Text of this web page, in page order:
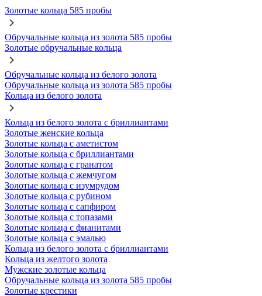
Золотые кольца 585 пробы
Обручальные кольца из золота 585 пробы
Золотые обручальные кольца
Обручальные кольца из белого золота
Обручальные кольца из золота 585 пробы
Кольца из белого золота
Кольца из белого золота с бриллиантами
Золотые женские кольца
Золотые кольца с аметистом
Золотые кольца с бриллиантами
Золотые кольца с гранатом
Золотые кольца с жемчугом
Золотые кольца с изумрудом
Золотые кольца с рубином
Золотые кольца с сапфиром
Золотые кольца с топазами
Золотые кольца с фианитами
Золотые кольца с эмалью
Кольца из белого золота с бриллиантами
Кольца из желтого золота
Мужские золотые кольца
Обручальные кольца из золота 585 пробы
Золотые крестики